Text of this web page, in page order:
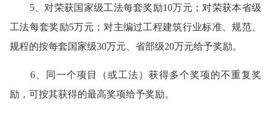
5、对荣获国家级工法每套奖励10万元；对荣获本省级
工法每套奖励5万元；对主编过工程建筑行业标准、规范、
规程的按每套国家级30万元、省部级20万元给予奖励。
6、同一个项目（或工法）获得多个奖项的不重复奖
励，可按其获得的最高奖项给予奖励。